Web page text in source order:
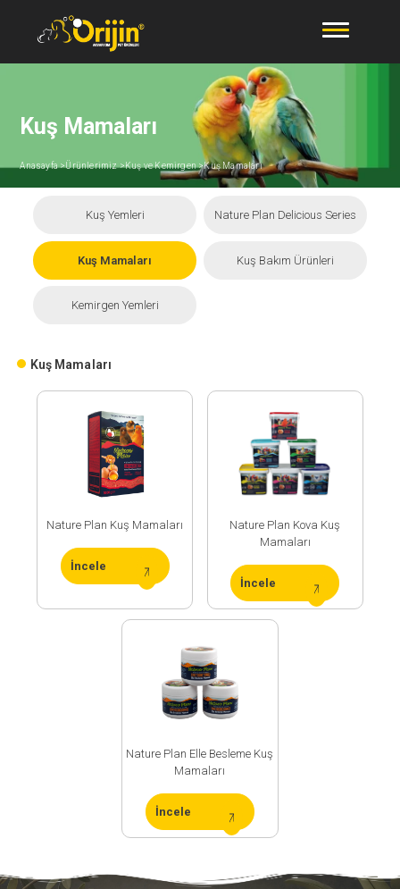
ArGe
Kuş Mamaları
Anasayfa >Ürünlerimiz >Kuş ve Kemirgen >Kuş Mamaları
Kuş Yemleri Nature Plan Delicious Series
Kuş Mamaları Kuş Bakım Ürünleri
Kemirgen Yemleri
Kuş Mamaları
Nature Plan Kuş Mamaları
İncele
Nature Plan Kova Kuş
Mamaları
İncele
Nature Plan Elle Besleme Kuş
Mamaları
İncele